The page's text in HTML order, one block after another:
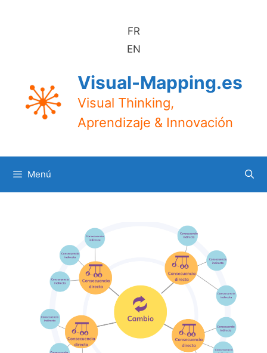
FR
EN
Visual-Mapping.es
Visual Thinking,
Aprendizaje & Innovación
Menú